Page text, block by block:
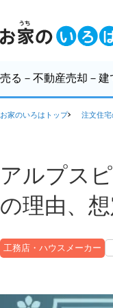
売る －不動産売却－ 建
お家のいろはトップ 注文住
アルプス
の理由、
工務店・ハウスメーカー